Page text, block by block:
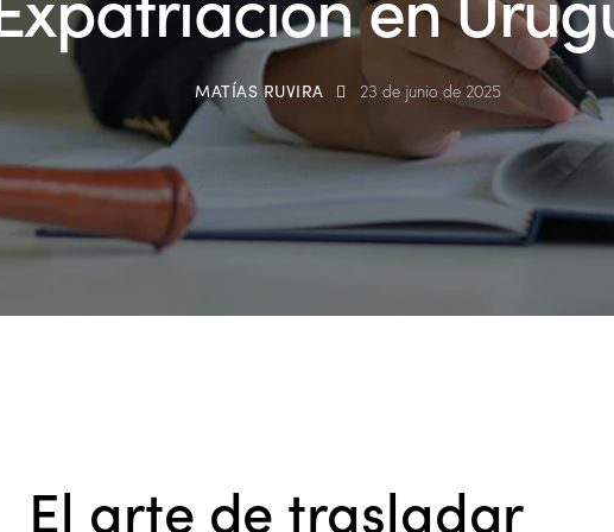
MATÍAS RUVIRA 23 de junio de 2025
El arte de trasladar